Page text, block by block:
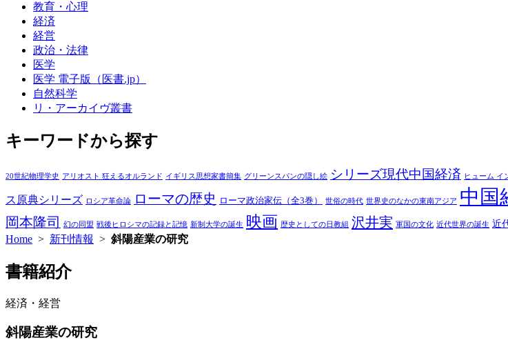
教育・心理
経済
経営
政治・法律
医学
医学 電子版（医書.jp）
自然科学
リ・アーカイヴ叢書
キーワードから探す
20世紀物理学史 アリオスト 狂えるオルランド イギリス思想家書簡集 グリーンスパンの隠し絵 シリーズ現代中国経済 ヒューム イ
ス原典シリーズ ロシア革命論 ローマの歴史 ローマ政治家伝（全3巻） 世俗の時代 世界史のなかの東南アジア 中国
岡本隆司 幻の同盟 戦後ヒロシマの記録と記憶 新制大学の誕生 映画 歴史としての日教組 沢井実 軍国の文化 近代世界の誕生 近
Home > 新刊情報 > 斜陽産業の研究
書籍紹介
経済・経営
斜陽産業の研究